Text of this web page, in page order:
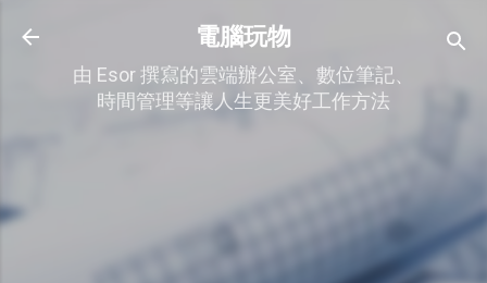
跳到主要內容
電腦玩物
由 Esor 撰寫的雲端辦公室、數位筆記、
時間管理等讓人生更美好工作方法